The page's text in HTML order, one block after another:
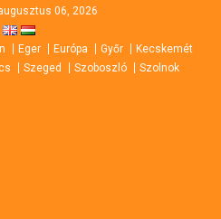
06, 2026
Eger Európa Győr
Kecskemét
Szeged Szoboszló Szolnok